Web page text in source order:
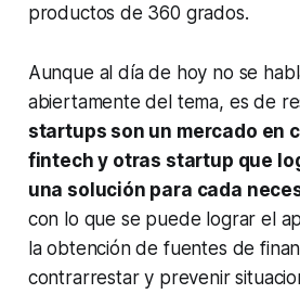
productos de 360 grados.
Aunque al día de hoy no se
abiertamente del tema, es de
startups son un mercado en
fintech y otras startup que
una solución para cada
con lo que se puede lograr el
la obtención de fuentes de
contrarrestar y prevenir